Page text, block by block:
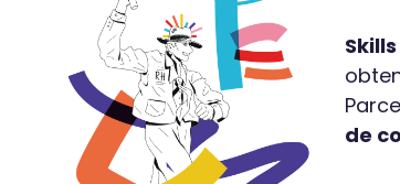
Skills
de